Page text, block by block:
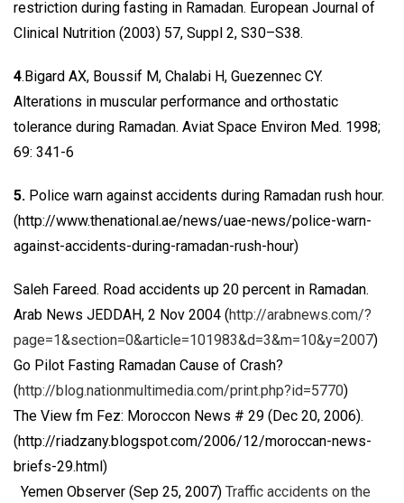
restriction during fasting in Ramadan. European Journal of
Clinical Nutrition (2003) 57, Suppl 2, S30–S38.
4.Bigard AX, Boussif M, Chalabi H, Guezennec CY.
Alterations in muscular performance and orthostatic
tolerance during Ramadan. Aviat Space Environ Med. 1998;
69: 341-6
5. Police warn against accidents during Ramadan rush hour.
(http://www.thenational.ae/news/uae-news/police-warn-
against-accidents-during-ramadan-rush-hour)
Saleh Fareed. Road accidents up 20 percent in Ramadan.
Arab News JEDDAH, 2 Nov 2004 (http://arabnews.com/?
page=1&section=0&article=101983&d=3&m=10&y=2007)
Go Pilot Fasting Ramadan Cause of Crash?
(http://blog.nationmultimedia.com/print.php?id=5770)
The View fm Fez: Moroccon News # 29 (Dec 20, 2006).
(http://riadzany.blogspot.com/2006/12/moroccan-news-
briefs-29.html)
Yemen Observer (Sep 25, 2007) Traffic accidents on the